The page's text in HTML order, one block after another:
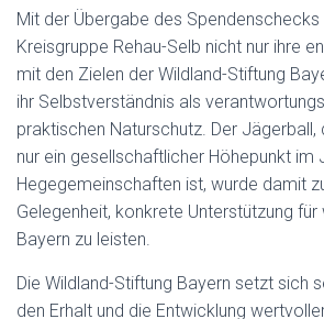
Mit der Übergabe des
Kreisgruppe Rehau-Selb nicht nur ihre
mit den Zielen der Wildland-Stiftung
ihr Selbstverständnis als
praktischen Naturschutz. Der Jägerball,
nur ein gesellschaftlicher Höhepunkt im
Hegegemeinschaften ist, wurde damit
Gelegenheit, konkrete Unterstützung
Bayern zu leisten.
Die Wildland-Stiftung Bayern setzt sich
den Erhalt und die Entwicklung